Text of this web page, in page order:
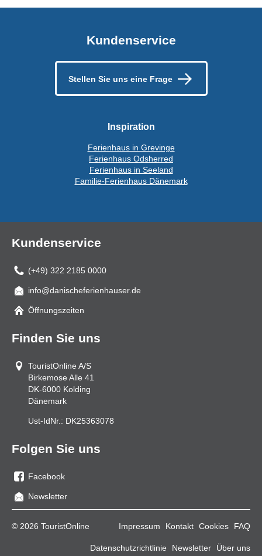
Kundenservice
Stellen Sie uns eine Frage
Inspiration
Ferienhaus in Grevinge
Ferienhaus Odsherred
Ferienhaus in Seeland
Familie-Ferienhaus Dänemark
Kundenservice
(+49) 322 2185 0000
Mail
info@danischeferienhauser.de
Öffnungszeiten
Finden Sie uns
TouristOnline A/S
Birkemose Alle 41
DK-6000 Kolding
Dänemark
Ust-IdNr.: DK25363078
Folgen Sie uns
Sie
uns
Facebook
Newsletter
© 2026 TouristOnline Impressum Kontakt Cookies FAQ
Datenschutzrichtlinie Newsletter Über uns